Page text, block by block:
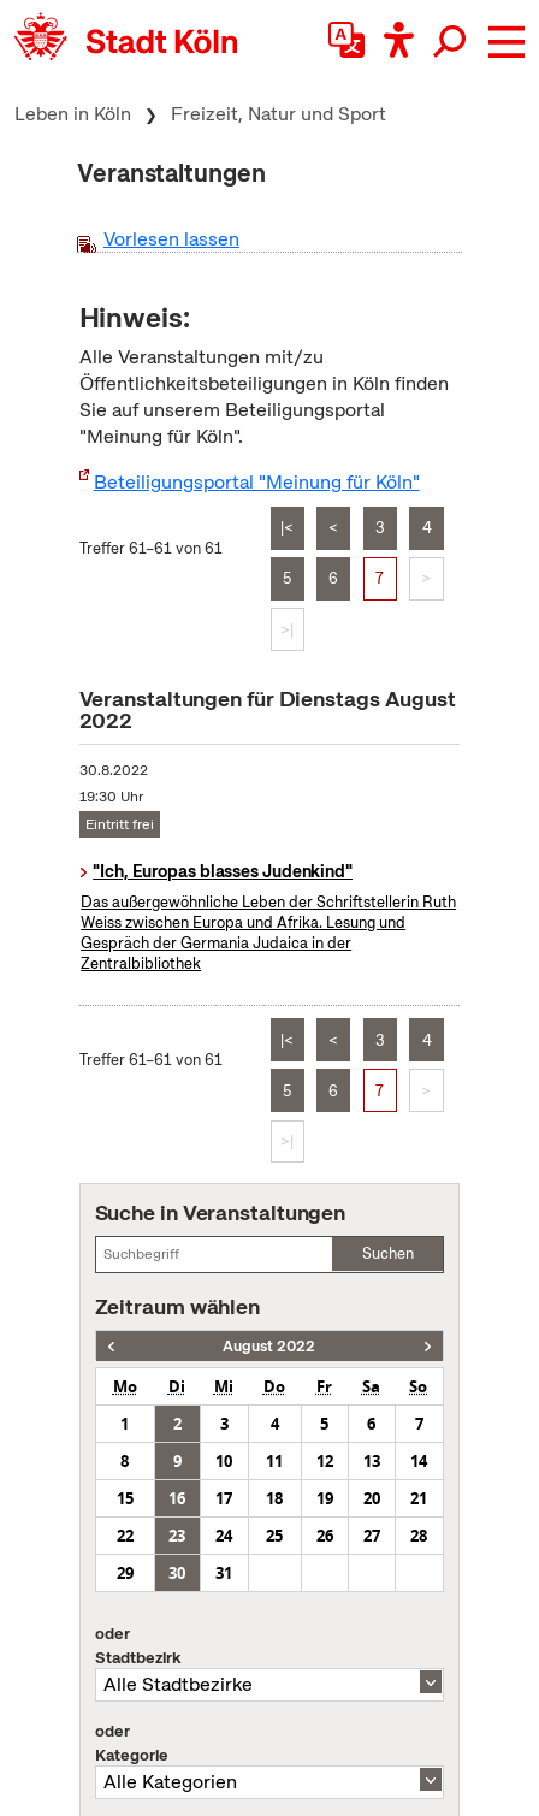
zum Inhalt springen
Leben in Köln Freizeit, Natur und Sport
Veranstaltungen
Vorlesen lassen
Hinweis:
Alle Veranstaltungen mit/zu
Öffentlichkeitsbeteiligungen in Köln finden
Sie auf unserem Beteiligungsportal
"Meinung für Köln".
Beteiligungsportal "Meinung für Köln"
Treffer 61–61 von 61
|< < 3 4
5 6 7 >
>|
Veranstaltungen für Dienstags August
2022
30.8.2022
19:30 Uhr
Eintritt frei
"Ich, Europas blasses Judenkind"
Das außergewöhnliche Leben der Schriftstellerin Ruth
Weiss zwischen Europa und Afrika. Lesung und
Gespräch der Germania Judaica in der
Zentralbibliothek
Treffer 61–61 von 61
|< < 3 4
5 6 7 >
>|
Suche in Veranstaltungen
Suchen
Zeitraum wählen
August 2022
Mo Di Mi Do Fr Sa
So
1
2 3 4 5 6
7
8
9 10 11 12 13
14
15
16 17 18 19 20
21
22
23 24 25 26 27
28
29
30 31
oder
Stadtbezirk
oder
Kategorie